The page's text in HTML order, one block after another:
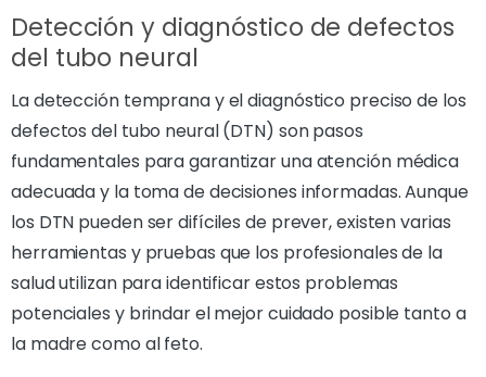
Detección y diagnóstico de defectos
del tubo neural
La detección temprana y el diagnóstico preciso de los
defectos del tubo neural (DTN) son pasos
fundamentales para garantizar una atención médica
adecuada y la toma de decisiones informadas. Aunque
los DTN pueden ser difíciles de prever, existen varias
herramientas y pruebas que los profesionales de la
salud utilizan para identificar estos problemas
potenciales y brindar el mejor cuidado posible tanto a
la madre como al feto.